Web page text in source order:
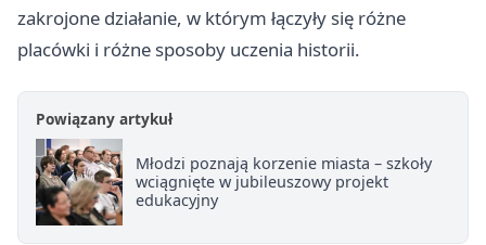
zakrojone działanie, w którym łączyły się różne
placówki i różne sposoby uczenia historii.
Powiązany artykuł
Młodzi poznają korzenie miasta – szkoły
wciągnięte w jubileuszowy projekt
edukacyjny